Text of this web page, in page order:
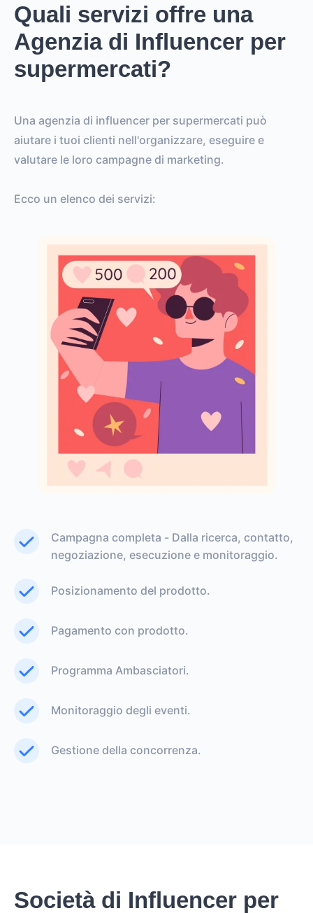
Quali servizi offre una
Agenzia di Influencer per
supermercati?
Una agenzia di influencer per supermercati può
aiutare i tuoi clienti nell'organizzare, eseguire e
valutare le loro campagne di marketing.
Ecco un elenco dei servizi:
Campagna completa - Dalla ricerca, contatto,
negoziazione, esecuzione e monitoraggio.
Posizionamento del prodotto.
Pagamento con prodotto.
Programma Ambasciatori.
Monitoraggio degli eventi.
Gestione della concorrenza.
Società di Influencer per